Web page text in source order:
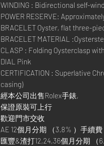
WINDING : Bidirectional self-
POWER RESERVE:
BRACELET Oyster, flat three-
BRACELET MATERIAL
CLASP : Folding Oysterclasp
DIAL Pink
CERTIFICATION : Superlative
casing)
經本公司出售Rolex手錶,
保證原裝可上行
歡迎門市交收
AE 12個月分期 （3.8% ）手續費
匯豐&渣打12,24,36個月分期 （